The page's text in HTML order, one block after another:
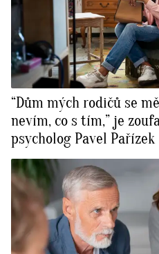
“Dům mých rodičů se
nevím, co s tím,” je
psycholog Pavel Pařízek